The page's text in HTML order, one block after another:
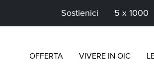
Sostienici 5 x 1000
OFFERTA VIVERE IN OIC